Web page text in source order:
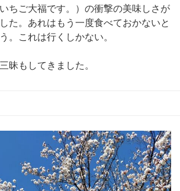
ちご大福です。）の衝撃の美味しさが
た。あれはもう一度食べておかないと
。これは行くしかない。
昧もしてきました。